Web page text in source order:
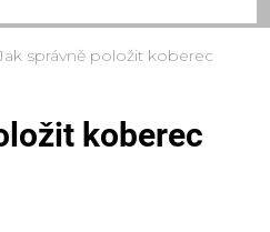
správně položit koberec
koberec